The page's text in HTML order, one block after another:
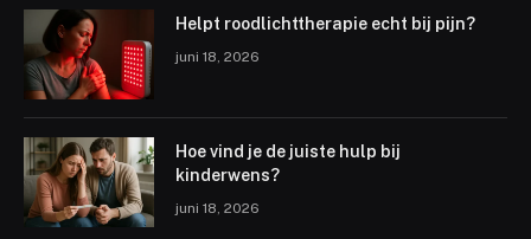
Helpt roodlichttherapie echt bij pijn?
juni 18, 2026
Hoe vind je de juiste hulp bij
kinderwens?
juni 18, 2026